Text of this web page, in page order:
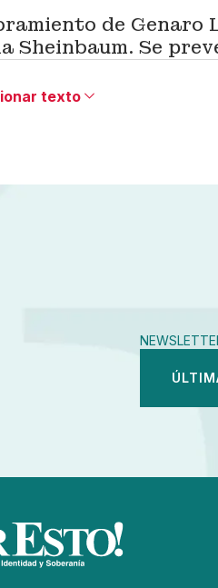
de Genaro
Se
texto